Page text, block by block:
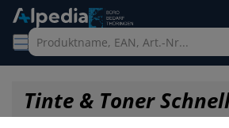
Tinte & Toner